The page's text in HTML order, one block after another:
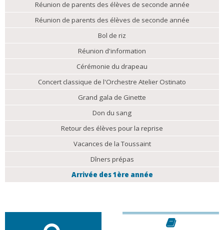
Réunion de parents des élèves de seconde année
Réunion de parents des élèves de seconde année
Bol de riz
Réunion d'information
Cérémonie du drapeau
Concert classique de l'Orchestre Atelier Ostinato
Grand gala de Ginette
Don du sang
Retour des élèves pour la reprise
Vacances de la Toussaint
Dîners prépas
Arrivée des 1ère année